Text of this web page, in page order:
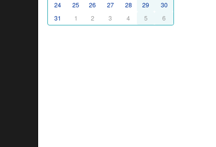
24
25 26 27 28 29
30
31
1 2 3 4 5 6